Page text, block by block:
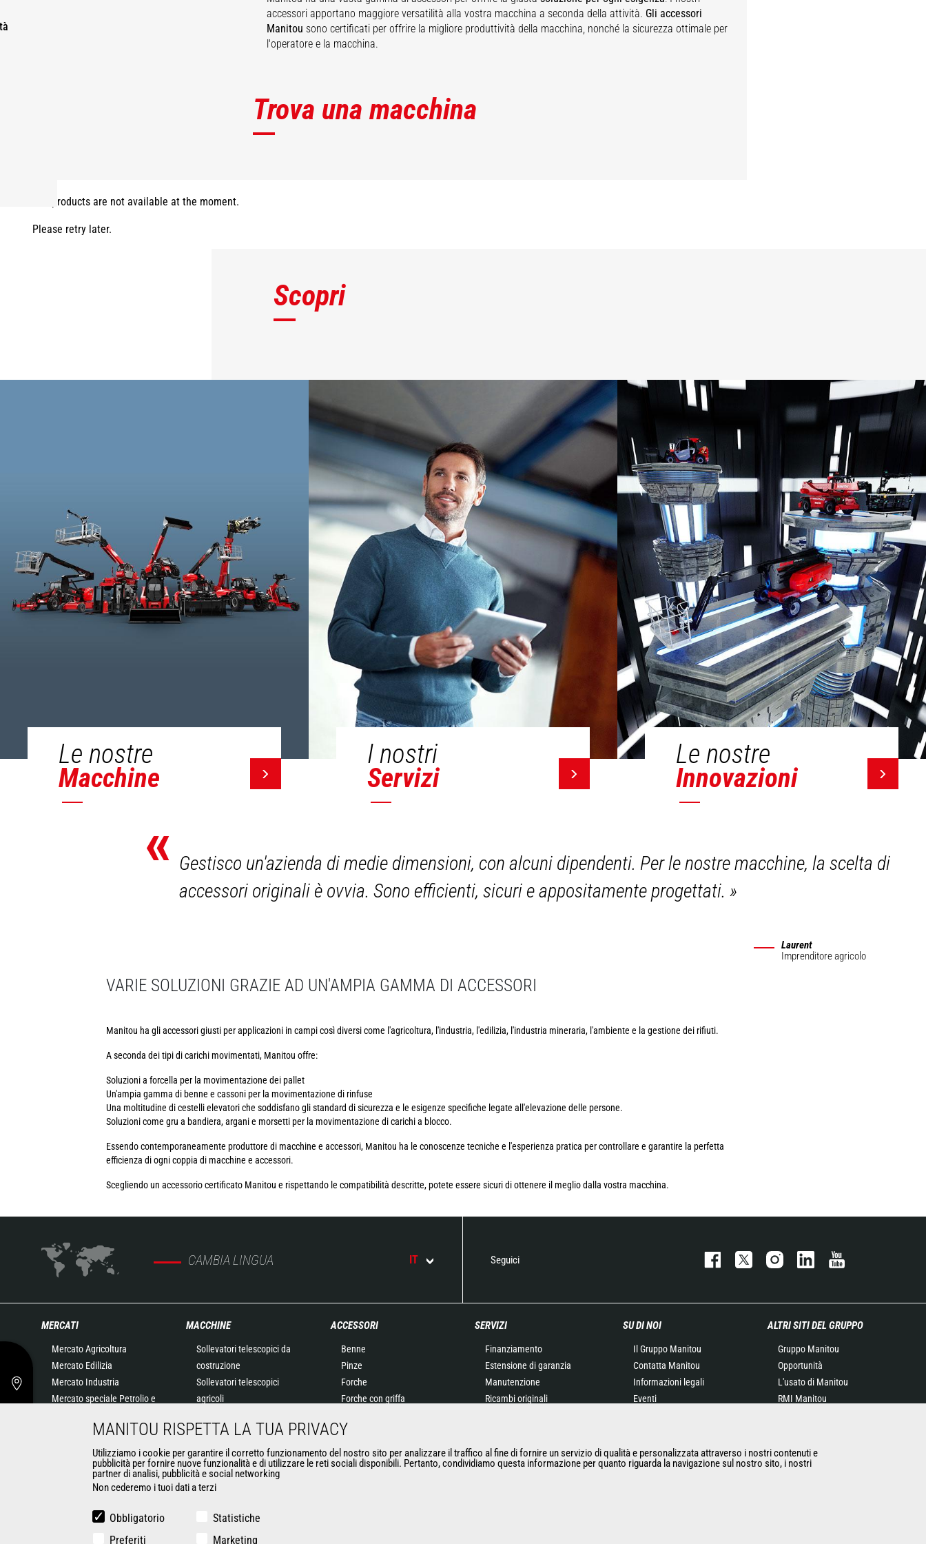
accessori apportano maggiore versatilità alla vostra macchina a seconda della attività. Gli accessori
Manitou sono certificati per offrire la migliore produttività della macchina, nonché la sicurezza ottimale per
l'operatore e la macchina.
Trova una macchina
The products are not available at the moment.
Please retry later.
Scopri
Le nostre
Macchine
I nostri
Servizi
Le nostre
Innovazioni
« Gestisco un'azienda di medie dimensioni, con alcuni dipendenti. Per le nostre macchine, la scelta di
accessori originali è ovvia. Sono efficienti, sicuri e appositamente progettati.»
Laurent
Imprenditore agricolo
VARIE SOLUZIONI GRAZIE AD UN'AMPIA GAMMA DI ACCESSORI
Manitou ha gli accessori giusti per applicazioni in campi così diversi come l'agricoltura, l'industria, l'edilizia, l'industria mineraria, l'ambiente e la gestione dei rifiuti.
A seconda dei tipi di carichi movimentati, Manitou offre:
Soluzioni a forcella per la movimentazione dei pallet
Un'ampia gamma di benne e cassoni per la movimentazione di rinfuse
Una moltitudine di cestelli elevatori che soddisfano gli standard di sicurezza e le esigenze specifiche legate all'elevazione delle persone.
Soluzioni come gru a bandiera, argani e morsetti per la movimentazione di carichi a blocco.
Essendo contemporaneamente produttore di macchine e accessori, Manitou ha le conoscenze tecniche e l'esperienza pratica per controllare e garantire la perfetta
efficienza di ogni coppia di macchine e accessori.
Scegliendo un accessorio certificato Manitou e rispettando le compatibilità descritte, potete essere sicuri di ottenere il meglio dalla vostra macchina.
CAMBIA LINGUA IT Seguici
MERCATI
Mercato Agricoltura
Mercato Edilizia
Mercato Industria
Mercato speciale Petrolio e
Mercato speciale
Aeronautica
Mercato speciale Ambiente
Contratto speciale Difesa
Mercato speciale Attività
MACCHINE
Sollevatori telescopici da
costruzione
Sollevatori telescopici
agricoli
rotativi
Caricatori articolati
Piattaforme aeree
Soluzioni di stoccaggio
Carrelli elevatori
ACCESSORI
Benne
Pinze
Forche
Forche con griffa
Cestelli
Benne calcestruzzo
Spazzatrici e idropulitrici
SERVIZI
Finanziamento
Estensione di garanzia
Manutenzione
Ricambi originali
e diagnostica
Formazione
SU DI NOI
Il Gruppo Manitou
Contatta Manitou
Informazioni legali
Eventi
General Terms and
Conditions of Sale
ALTRI SITI DEL GRUPPO
Gruppo Manitou
Opportunità
L'usato di Manitou
RMI Manitou
Attachments
MANITOU RISPETTA LA TUA PRIVACY
Utilizziamo i cookie per garantire il corretto funzionamento del nostro sito per analizzare il traffico al fine di fornire un servizio di qualità e personalizzata attraverso i nostri contenuti e
pubblicità per fornire nuove funzionalità e di utilizzare le reti sociali disponibili. Pertanto, condividiamo questa informazione per quanto riguarda la navigazione sul nostro sito, i nostri
partner di analisi, pubblicità e social networking
Non cederemo i tuoi dati a terzi
Obbligatorio
Statistiche
Preferiti
Marketing